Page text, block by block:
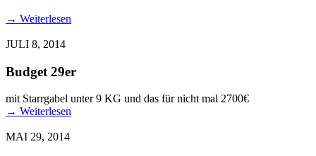
→ Weiterlesen
JULI 8, 2014
Budget 29er
mit Starrgabel unter 9 KG und das für nicht mal 2700€
→ Weiterlesen
MAI 29, 2014